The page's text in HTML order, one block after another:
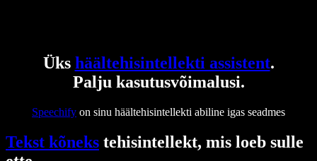
Üks häältehisintellekti assistent.
Palju kasutusvõimalusi.
Speechify on sinu häältehisintellekti abiline igas seadmes
Tekst kõneks tehisintellekt, mis loeb sulle